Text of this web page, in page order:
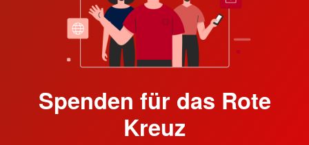
Spenden für das Rote
Kreuz